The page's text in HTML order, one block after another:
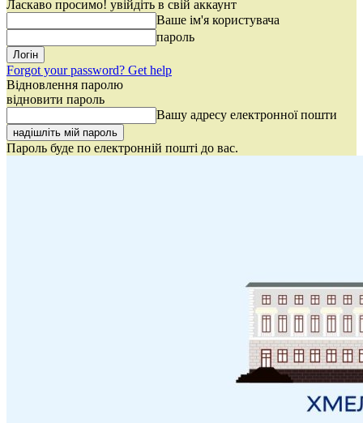
Ласкаво просимо! увійдіть в свій аккаунт
Ваше ім'я користувача
пароль
Forgot your password? Get help
Відновлення паролю
відновити пароль
Вашу адресу електронної пошти
Пароль буде по електронній пошті до вас.